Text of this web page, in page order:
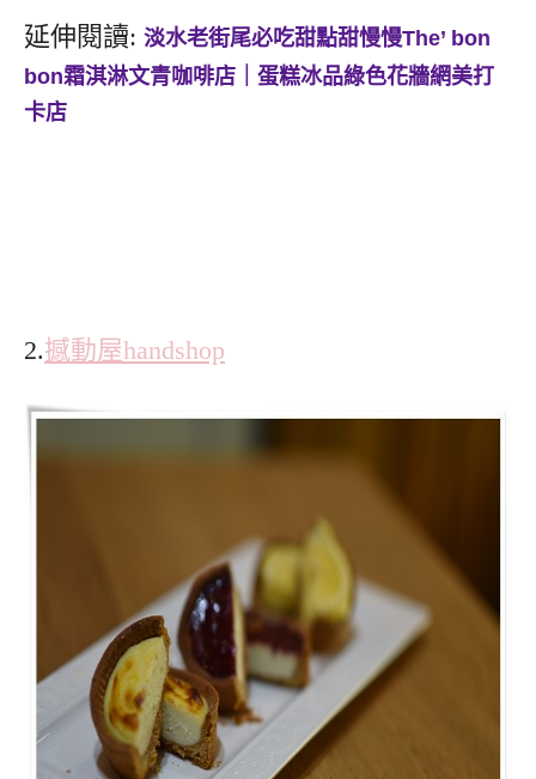
延伸閱讀: 淡水老街尾必吃甜點甜慢慢The’ bon
bon霜淇淋文青咖啡店｜蛋糕冰品綠色花牆網美打
卡店
2.撼動屋handshop